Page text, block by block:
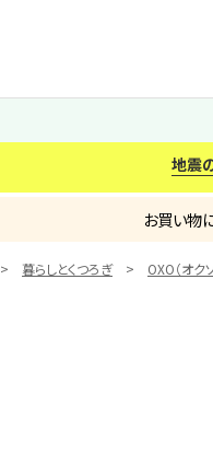
地震
お買い物
暮らしとくつろぎ OXO（オク